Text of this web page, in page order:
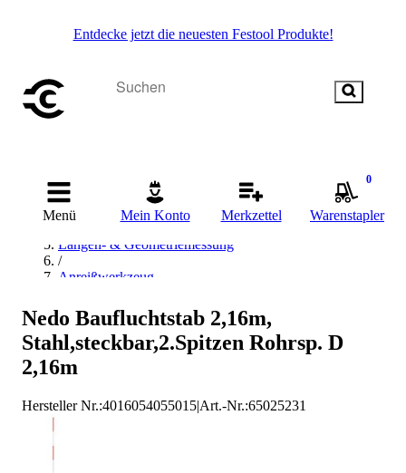
Entdecke jetzt die neuesten Festool Produkte!
Menü Mein Konto Merkzettel
0
Warenstapler
Startseite
/
Messen & Prüfen
Längen- & Geometriemessung
/
Anreißwerkzeug
Richtlatte
/
Nedo Richtlatte
Nedo Baufluchtstab 2,16m,
Stahl,steckbar,2.Spitzen Rohrsp. D
2,16m
Hersteller Nr.:4016054055015|Art.-Nr.:65025231